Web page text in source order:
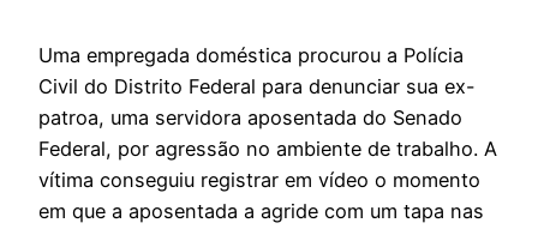
Uma empregada doméstica procurou a Polícia
Civil do Distrito Federal para denunciar sua ex-
patroa, uma servidora aposentada do Senado
Federal, por agressão no ambiente de trabalho. A
vítima conseguiu registrar em vídeo o momento
em que a aposentada a agride com um tapa nas